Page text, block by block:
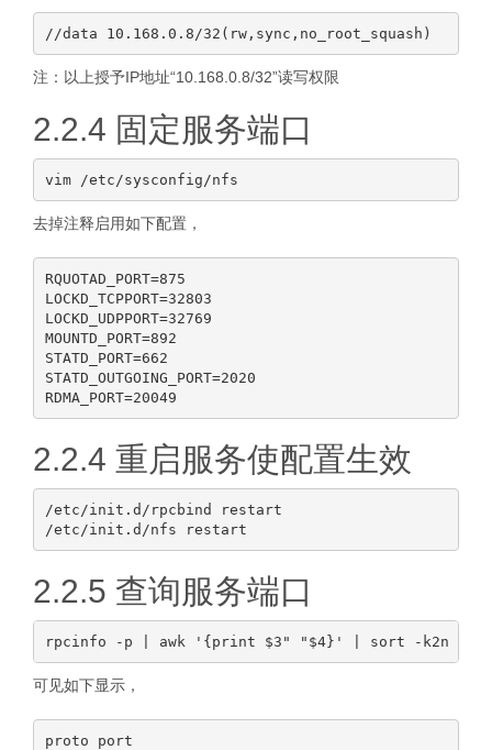
注：以上授予IP地址“10.168.0.8/32”读写权限
2.2.4 固定服务端口
去掉注释启用如下配置，
RQUOTAD_PORT=875
LOCKD_TCPPORT=32803
LOCKD_UDPPORT=32769
MOUNTD_PORT=892
STATD_PORT=662
STATD_OUTGOING_PORT=2020
2.2.4 重启服务使配置生效
/etc/init.d/rpcbind restart
2.2.5 查询服务端口
可见如下显示，
proto port